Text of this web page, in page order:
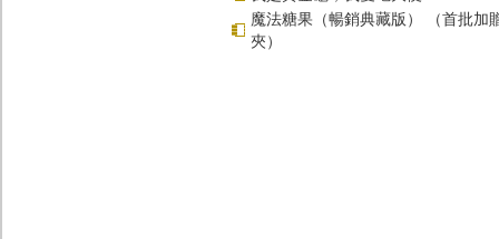
魔法糖果（暢銷典藏版） （首批加
夾）